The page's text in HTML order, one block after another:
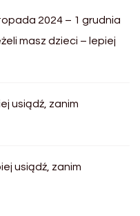
2024 – 1 grudnia
masz dzieci – lepiej
usiądź, zanim
usiądź, zanim